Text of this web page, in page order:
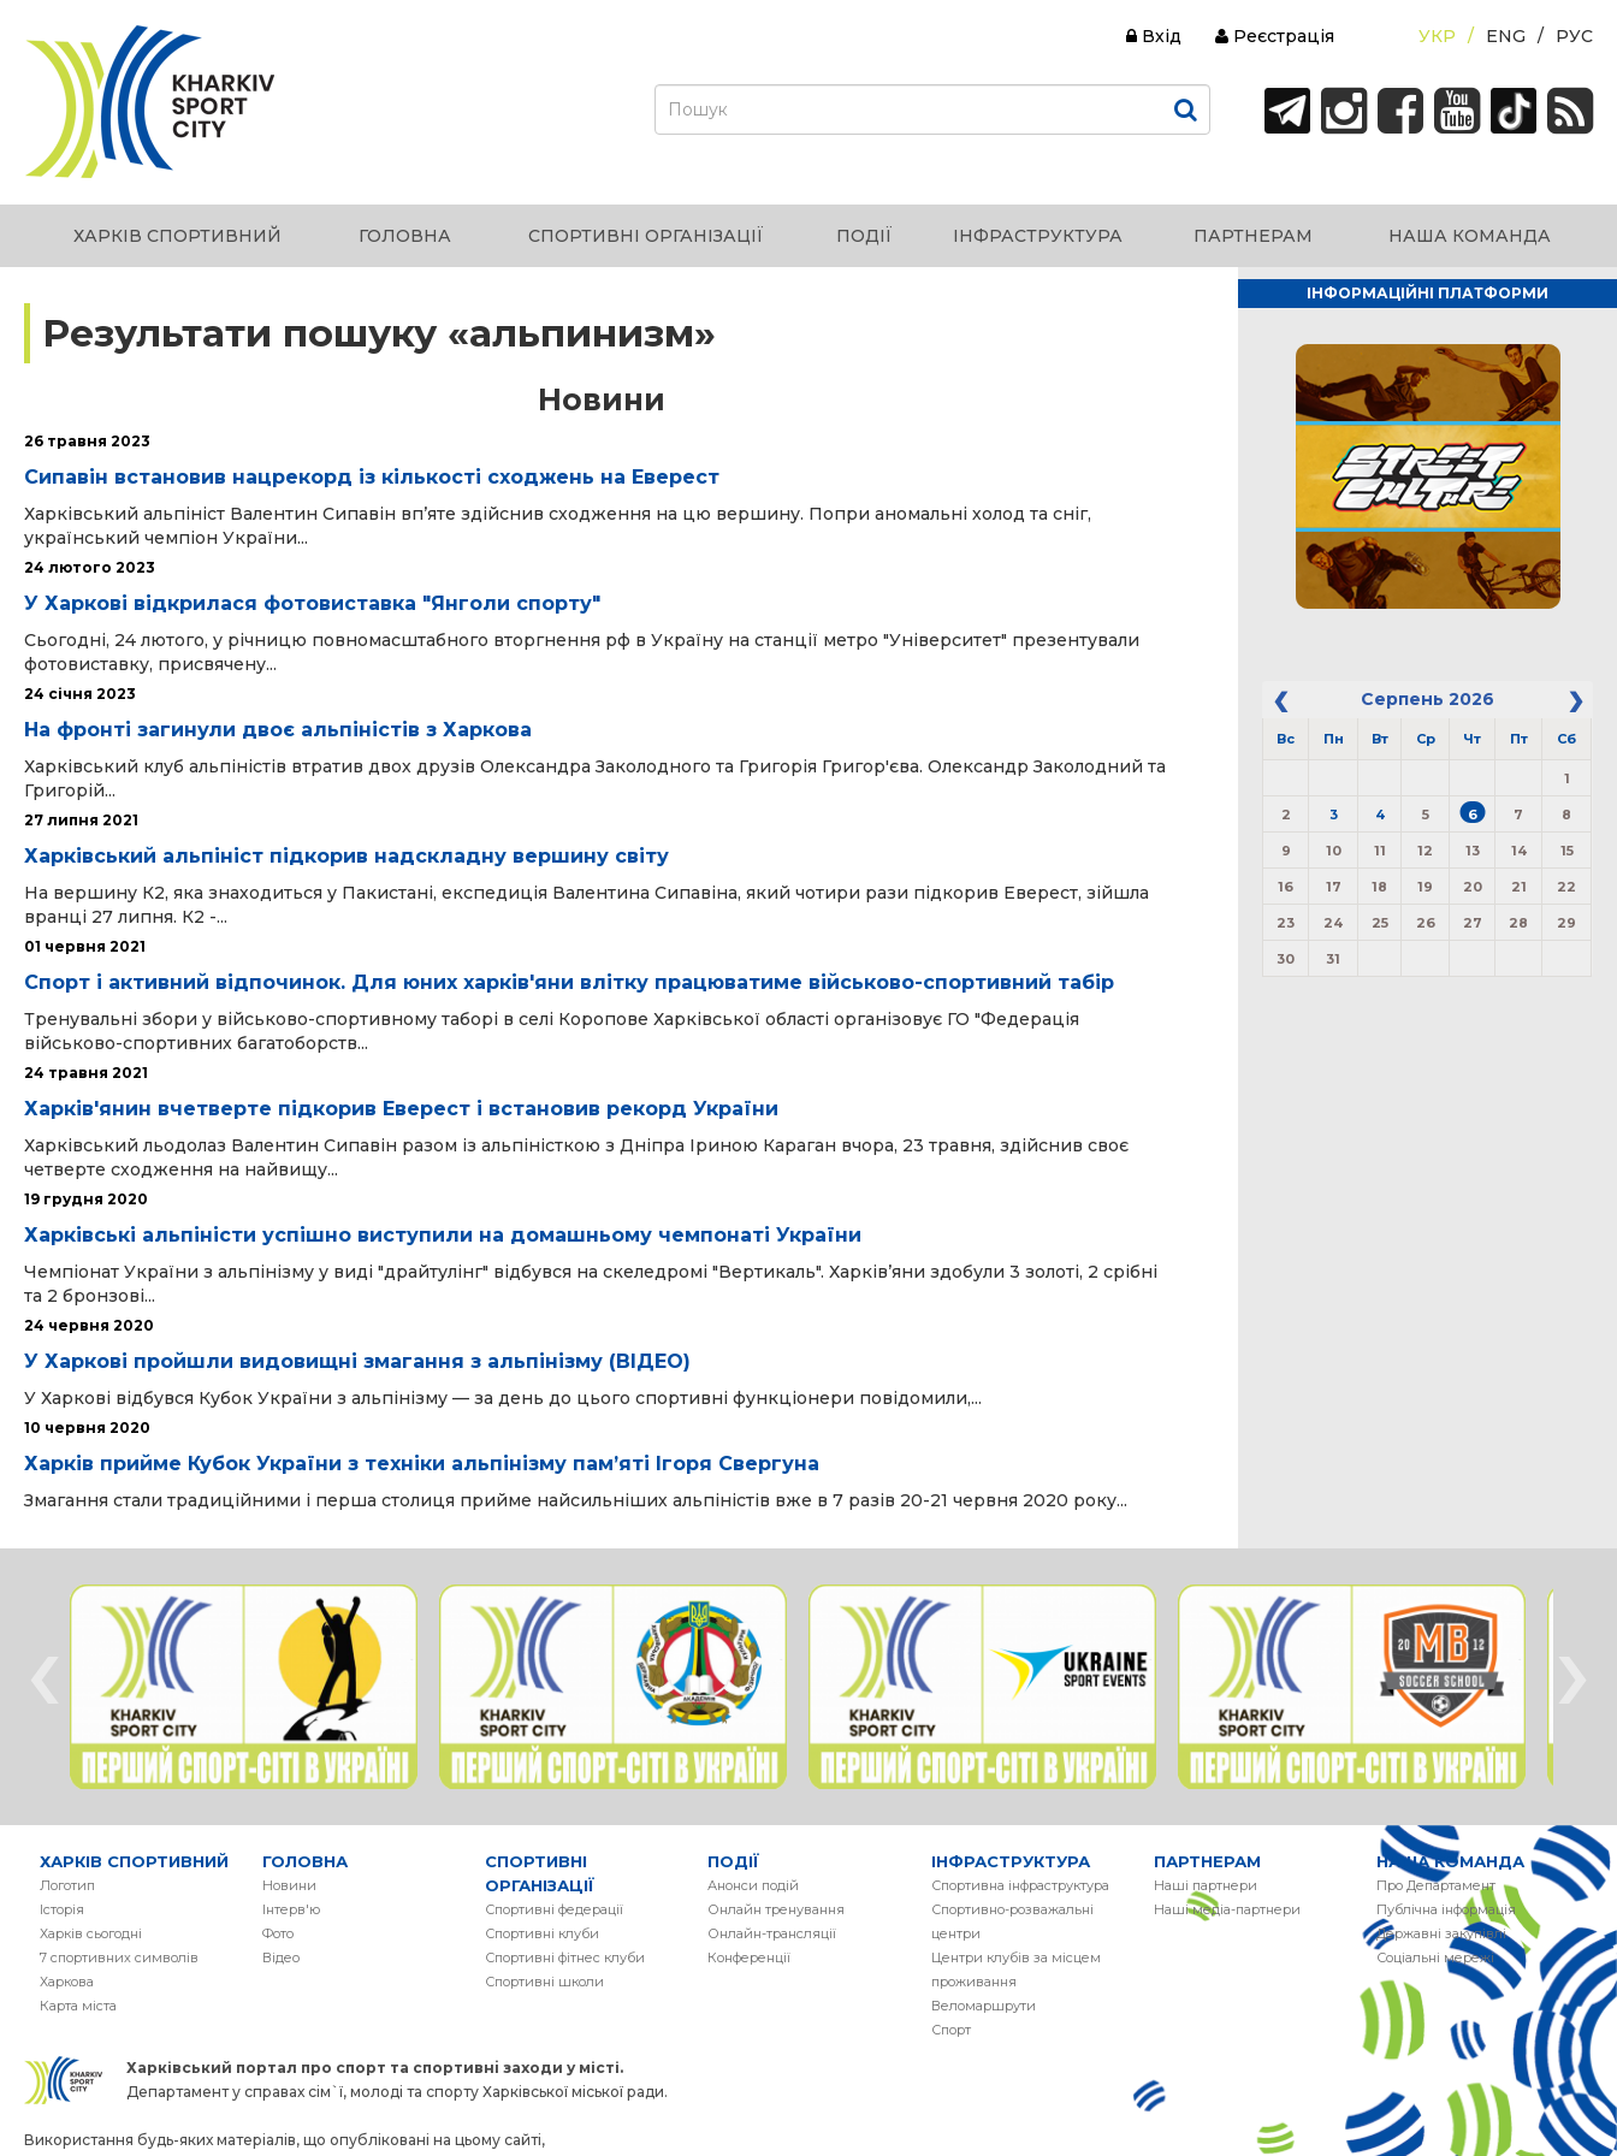
РУС
ENG
УКР
Реєстрація
Вхід
ХАРКІВ СПОРТИВНИЙ ГОЛОВНА СПОРТИВНІ ОРГАНІЗАЦІЇ ПОДІЇ ІНФРАСТРУКТУРА ПАРТНЕРАМ НАША КОМАНДА
Результати пошуку «альпинизм»
Новини
26 травня 2023
Сипавін встановив нацрекорд із кількості сходжень на Еверест
Харківський альпініст Валентин Сипавін впʼяте здійснив сходження на цю вершину. Попри аномальні холод та сніг,
український чемпіон України...
24 лютого 2023
У Харкові відкрилася фотовиставка "Янголи спорту"
Сьогодні, 24 лютого, у річницю повномасштабного вторгнення рф в Україну на станції метро "Університет" презентували
фотовиставку, присвячену...
24 cічня 2023
На фронті загинули двоє альпіністів з Харкова
Харківський клуб альпіністів втратив двох друзів Олександра Заколодного та Григорія Григор'єва. Олександр Заколодний та
Григорій...
27 липня 2021
Харківський альпініст підкорив надскладну вершину світу
На вершину К2, яка знаходиться у Пакистані, експедиція Валентина Сипавіна, який чотири рази підкорив Еверест, зійшла
вранці 27 липня. К2 -...
01 червня 2021
Спорт і активний відпочинок. Для юних харків'яни влітку працюватиме військово-спортивний табір
Тренувальні збори у військово-спортивному таборі в селі Коропове Харківської області організовує ГО "Федерація
військово-спортивних багатоборств...
24 травня 2021
Харків'янин вчетверте підкорив Еверест і встановив рекорд України
Харківський льодолаз Валентин Сипавін разом із альпіністкою з Дніпра Іриною Караган вчора, 23 травня, здійснив своє
четверте сходження на найвищу...
19 грудня 2020
Харківські альпіністи успішно виступили на домашньому чемпонаті України
Чемпіонат України з альпінізму у виді "драйтулінг" відбувся на скеледромі "Вертикаль". Харків’яни здобули 3 золоті, 2 срібні
та 2 бронзові...
24 червня 2020
У Харкові пройшли видовищні змагання з альпінізму (ВІДЕО)
У Харкові відбувся Кубок України з альпінізму — за день до цього спортивні функціонери повідомили,...
10 червня 2020
Харків прийме Кубок України з техніки альпінізму пам’яті Ігоря Свергуна
Змагання стали традиційними і перша столиця прийме найсильніших альпіністів вже в 7 разів 20-21 червня 2020 року...
ІНФОРМАЦІЙНІ ПЛАТФОРМИ
Серпень 2026
Вс Пн Вт Ср Чт Пт Сб
1
2 3 4 5 6 7 8
9 10 11 12 13 14 15
16 17 18 19 20 21 22
23 24 25 26 27 28 29
30 31
ХАРКІВ СПОРТИВНИЙ
Логотип
Історія
Харків сьогодні
7 спортивних символів
Харкова
Карта міста
ГОЛОВНА
Новини
Інтерв'ю
Фото
Вiдео
СПОРТИВНІ
ОРГАНІЗАЦІЇ
Спортивні федерації
Спортивні клуби
Спортивні фітнес клуби
Спортивні школи
ПОДІЇ
Анонси подій
Онлайн тренування
Онлайн-трансляції
Конференції
ІНФРАСТРУКТУРА
Спортивна інфраструктура
Спортивно-розважальні
центри
Центри клубів за місцем
проживання
Веломаршрути
Спорт
ПАРТНЕРАМ
Наші партнери
Наші медіа-партнери
НАША КОМАНДА
Про Департамент
Публічна інформація
Державні закупівлі
Соціальні мережі
Харківський портал про спорт та спортивнi заходи у місті.
Департамент у справах сім`ї, молоді та спорту Харківської міської ради.
Використання будь-яких матеріалів, що опубліковані на цьому сайті,